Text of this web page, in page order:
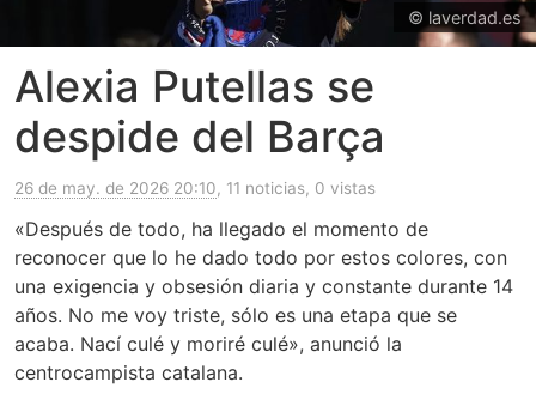
© laverdad.es
Alexia Putellas se
despide del Barça
26 de may. de 2026 20:10, 11 noticias, 0 vistas
«Después de todo, ha llegado el momento de
reconocer que lo he dado todo por estos colores, con
una exigencia y obsesión diaria y constante durante 14
años. No me voy triste, sólo es una etapa que se
acaba. Nací culé y moriré culé», anunció la
centrocampista catalana.